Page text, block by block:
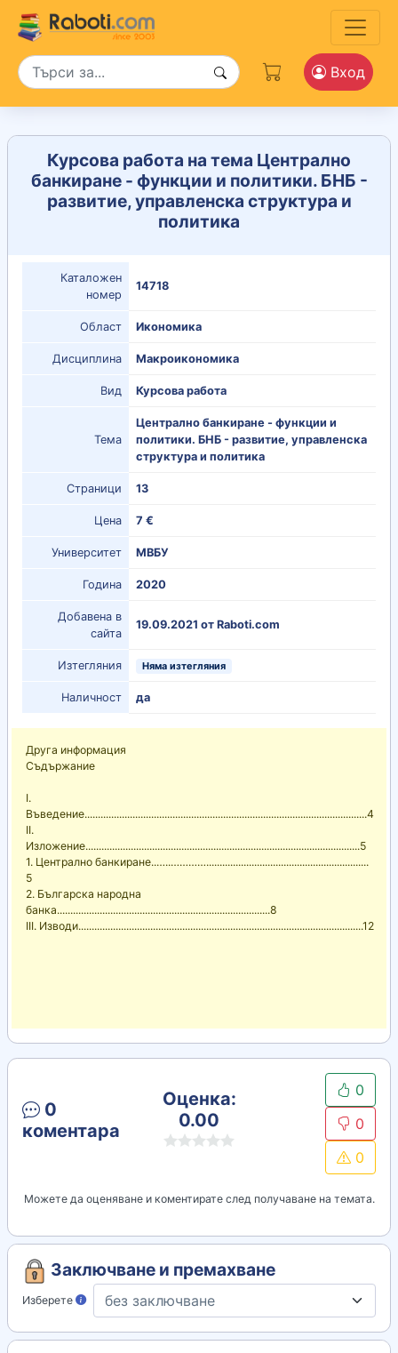
Вход
Курсова работа на тема Централно
банкиране - функции и политики. БНБ -
развитие, управленска структура и
политика
Каталожен
номер
14718
Област Икономика
Дисциплина Макроикономика
Вид Курсова работа
Тема
Централно банкиране - функции и
политики. БНБ - развитие, управленска
структура и политика
Страници 13
Цена 7 €
Университет МВБУ
Година 2020
Добавена в
сайта
19.09.2021 от Raboti.com
Изтегляния Няма изтегляния
Наличност да
Друга информация
Съдържание
I.
Въведение..........................................................................................................4
II.
Изложение.......................................................................................................5
1. Централно банкиране..…..………….............................................................
5
2. Българска народна
банка................................................................................8
III. Изводи...........................................................................................................12
0
коментара
Оценка:
0.00
0
0
0
Можете да оценяване и коментирате след получаване на темата.
Заключване и премахване
Изберете